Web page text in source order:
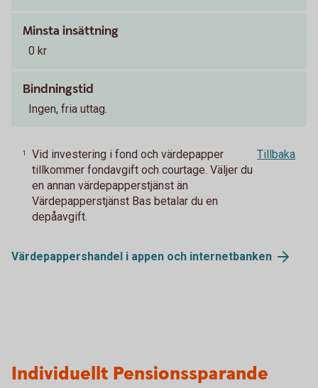
Minsta insättning
0 kr
Bindningstid
Ingen, fria uttag.
1
Vid investering i fond och värdepapper
tillkommer fondavgift och courtage. Väljer du
en annan värdepapperstjänst än
Värdepapperstjänst Bas betalar du en
depåavgift.
Tillbaka
Värdepappershandel i appen och internetbanken
Individuellt Pensionssparande